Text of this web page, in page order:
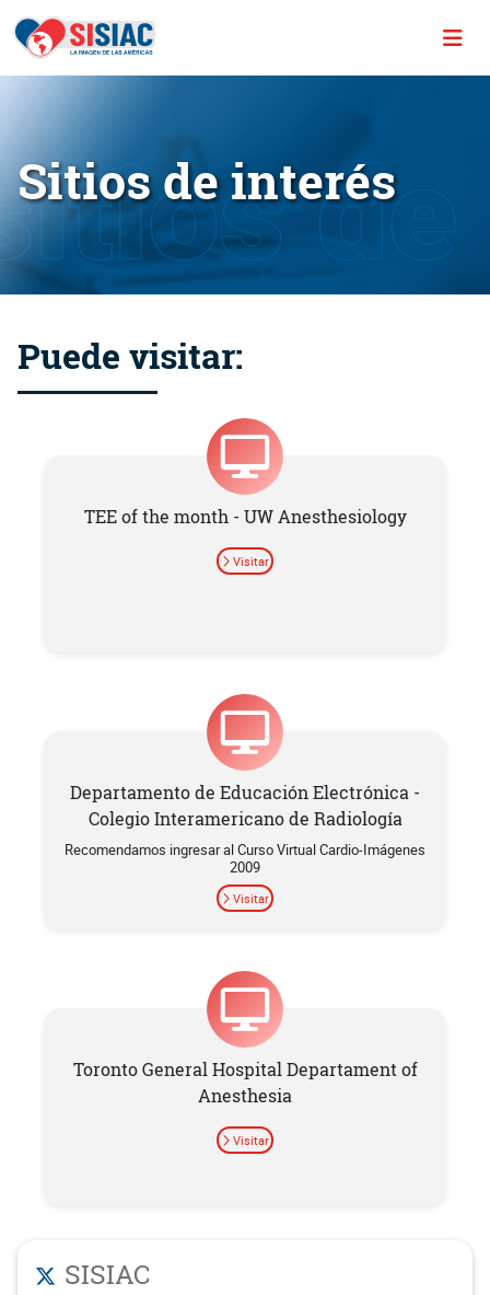
Sitios de interés
Puede visitar:
TEE of the month - UW Anesthesiology
Visitar
Departamento de Educación Electrónica -
Colegio Interamericano de Radiología
Recomendamos ingresar al Curso Virtual Cardio-Imágenes
2009
Visitar
Toronto General Hospital Departament of
Anesthesia
Visitar
SISIAC